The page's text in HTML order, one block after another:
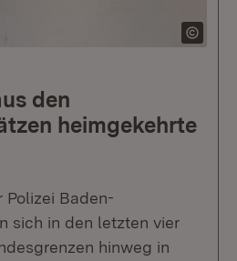
den
heimgekehrte
Polizei Baden-
sich in den letzten vier
hinweg in